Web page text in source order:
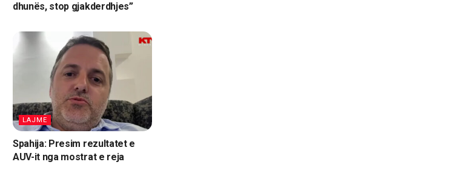
dhunës, stop gjakderdhjes”
LAJME
Spahija: Presim rezultatet e
AUV-it nga mostrat e reja